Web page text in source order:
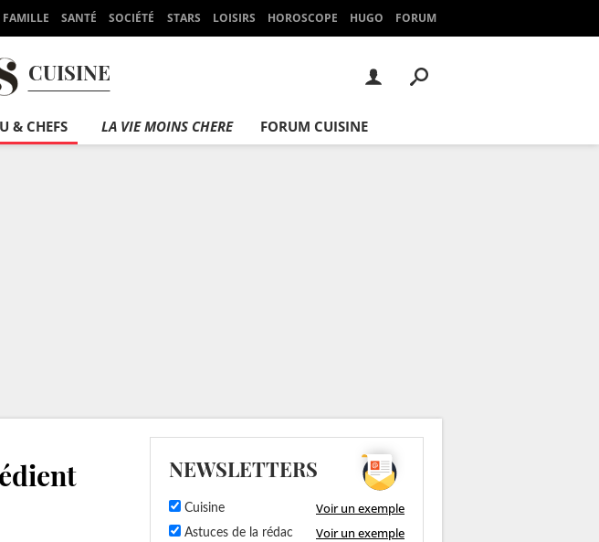
FAMILLE SANTÉ SOCIÉTÉ STARS LOISIRS HOROSCOPE HUGO FORUM
CUISINE
& CHEFS LA VIE MOINS CHERE FORUM CUISINE
NEWSLETTERS
Cuisine Voir un exemple
Astuces de la rédac Voir un exemple